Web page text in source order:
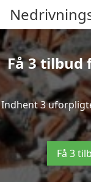
Få 3
Indhent 3
Få 3